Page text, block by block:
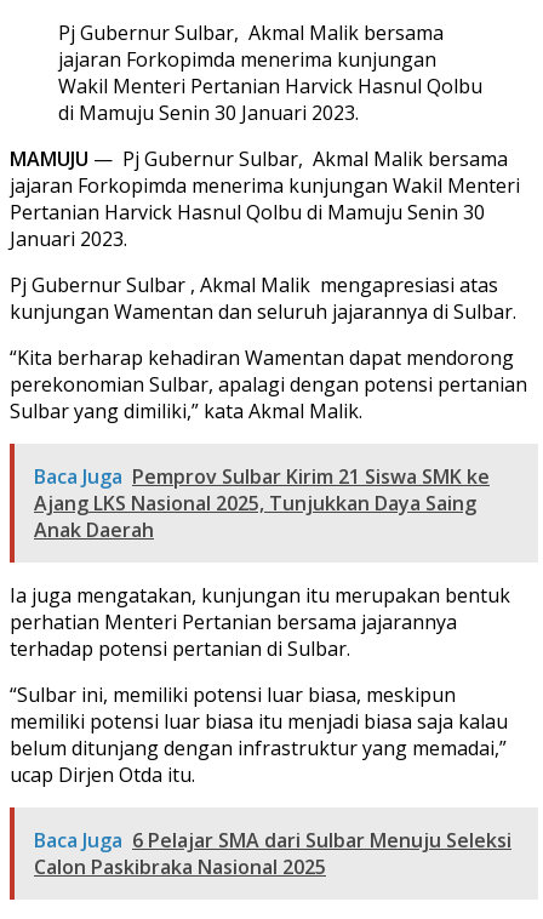
Pj Gubernur Sulbar, Akmal Malik bersama
jajaran Forkopimda menerima kunjungan
Wakil Menteri Pertanian Harvick Hasnul Qolbu
di Mamuju Senin 30 Januari 2023.
MAMUJU — Pj Gubernur Sulbar, Akmal Malik bersama
jajaran Forkopimda menerima kunjungan Wakil Menteri
Pertanian Harvick Hasnul Qolbu di Mamuju Senin 30
Januari 2023.
Pj Gubernur Sulbar , Akmal Malik mengapresiasi atas
kunjungan Wamentan dan seluruh jajarannya di Sulbar.
“Kita berharap kehadiran Wamentan dapat mendorong
perekonomian Sulbar, apalagi dengan potensi pertanian
Sulbar yang dimiliki,” kata Akmal Malik.
Baca Juga Pemprov Sulbar Kirim 21 Siswa SMK ke
Ajang LKS Nasional 2025, Tunjukkan Daya Saing
Anak Daerah
Ia juga mengatakan, kunjungan itu merupakan bentuk
perhatian Menteri Pertanian bersama jajarannya
terhadap potensi pertanian di Sulbar.
“Sulbar ini, memiliki potensi luar biasa, meskipun
memiliki potensi luar biasa itu menjadi biasa saja kalau
belum ditunjang dengan infrastruktur yang memadai,”
ucap Dirjen Otda itu.
Baca Juga 6 Pelajar SMA dari Sulbar Menuju Seleksi
Calon Paskibraka Nasional 2025